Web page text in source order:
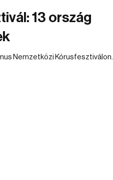
13 ország
Nemzetközi Kórusfesztiválon.